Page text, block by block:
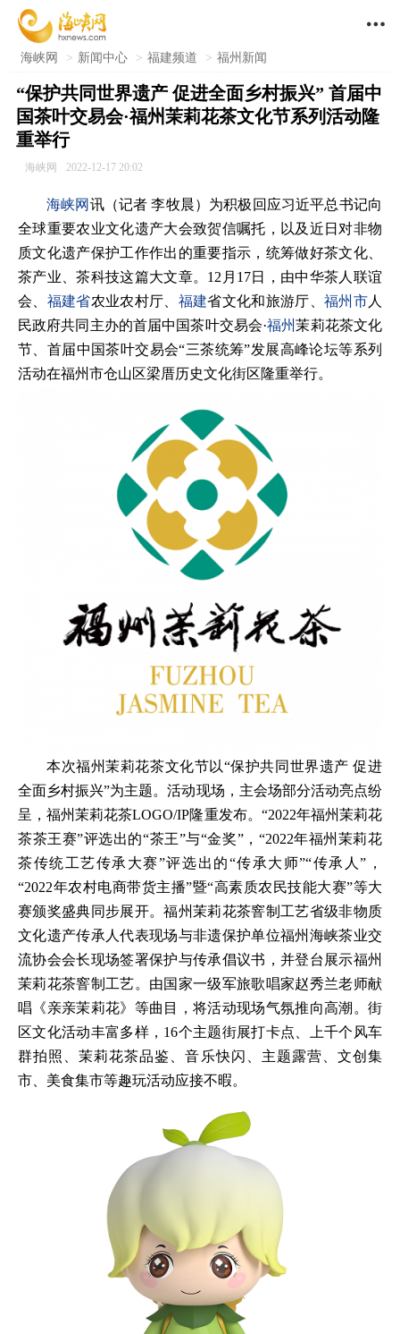

海峡网 > 新闻中心 > 福建频道 > 福州新闻
“保护共同世界遗产 促进全面乡村振兴” 首届中
国茶叶交易会·福州茉莉花茶文化节系列活动隆
重举行
海峡网 2022-12-17 20:02
海峡网 讯（记者 李牧晨）为积极回应习近平总书记向
全球重要农业文化遗产大会致贺信嘱托，以及近日对非物
质文化遗产保护工作作出的重要指示，统筹做好茶文化、
茶产业、茶科技这篇大文章。12月17日，由中华茶人联谊
会、 福建省农业农村厅、 福建省文化和旅游厅、福州市人
民政府共同主办的首届中国茶叶交易会·福州茉莉花茶文化
节、首届中国茶叶交易会“三茶统筹”发展高峰论坛等系列
活动在福州市仓山区梁厝历史文化街区隆重举行。
本次福州茉莉花茶文化节以“保护共同世界遗产 促进
全面乡村振兴”为主题。活动现场，主会场部分活动亮点纷
呈，福州茉莉花茶LOGO/IP隆重发布。“2022年福州茉莉花
茶茶王赛”评选出的“茶王”与“金奖”，“2022年福州茉莉花
茶传统工艺传承大赛”评选出的“传承大师”“传承人”，
“2022年农村电商带货主播”暨“高素质农民技能大赛”等大
赛颁奖盛典同步展开。福州茉莉花茶窨制工艺省级非物质
文化遗产传承人代表现场与非遗保护单位福州海峡茶业交
流协会会长现场签署保护与传承倡议书，并登台展示福州
茉莉花茶窨制工艺。由国家一级军旅歌唱家赵秀兰老师献
唱《亲亲茉莉花》等曲目，将活动现场气氛推向高潮。街
区文化活动丰富多样，16个主题街展打卡点、上千个风车
群拍照、茉莉花茶品鉴、音乐快闪、主题露营、文创集
市、美食集市等趣玩活动应接不暇。